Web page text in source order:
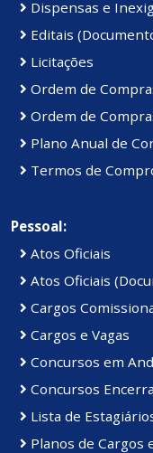
Dispensas e
Editais
Licitações
Ordem de
Ordem de
Plano Anual de
Termos de
Pessoal:
Atos Oficiais
Atos Oficiais
Cargos
Cargos e Vagas
Concursos em
Concursos
Lista de
Planos de Cargos